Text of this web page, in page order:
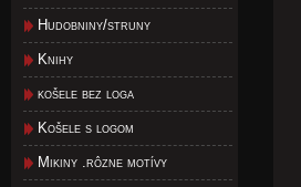
Hudobniny/struny
Knihy
košele bez loga
Košele s logom
Mikiny .rôzne motívy